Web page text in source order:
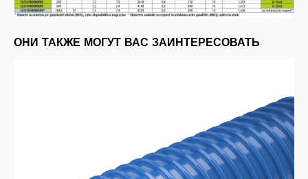
ОНИ ТАКЖЕ МОГУТ ВАС ЗАИНТЕРЕСОВАТЬ